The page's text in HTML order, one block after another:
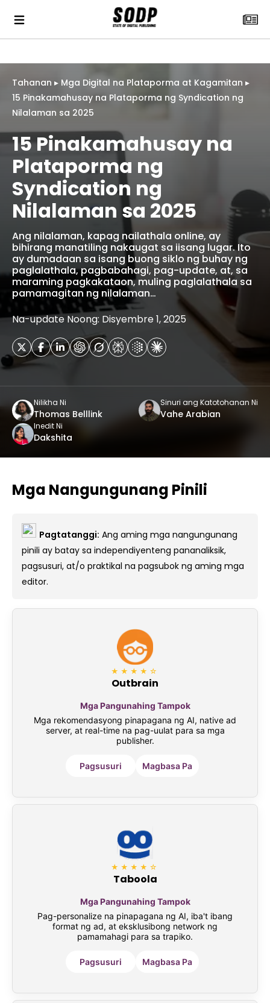
Tahanan ▸ Mga Digital na Plataporma at Kagamitan ▸
15 Pinakamahusay na Plataporma ng Syndication ng
Nilalaman sa 2025
15 Pinakamahusay na
Plataporma ng
Syndication ng
Nilalaman sa 2025
Ang nilalaman, kapag nailathala online, ay
bihirang manatiling nakaugat sa iisang lugar. Ito
ay dumadaan sa isang buong siklo ng buhay ng
paglalathala, pagbabahagi, pag-update, at, sa
maraming pagkakataon, muling paglalathala sa
pamamagitan ng nilalaman…
Na-update Noong: Disyembre 1, 2025
Nilikha Ni
Thomas Belllink
Sinuri ang Katotohanan Ni
Vahe Arabian
Inedit Ni
Dakshita
Mga Nangungunang Pinili
Pagtatanggi: Ang aming mga nangungunang
pinili ay batay sa independiyenteng pananaliksik,
pagsusuri, at/o praktikal na pagsubok ng aming mga
editor.
★★★★☆
Outbrain
Mga Pangunahing Tampok
Mga rekomendasyong pinapagana ng AI, native ad
server, at real-time na pag-uulat para sa mga
publisher.
Pagsusuri Magbasa Pa
★★★★☆
Taboola
Mga Pangunahing Tampok
Pag-personalize na pinapagana ng AI, iba't ibang
format ng ad, at eksklusibong network ng
pamamahagi para sa trapiko.
Pagsusuri Magbasa Pa